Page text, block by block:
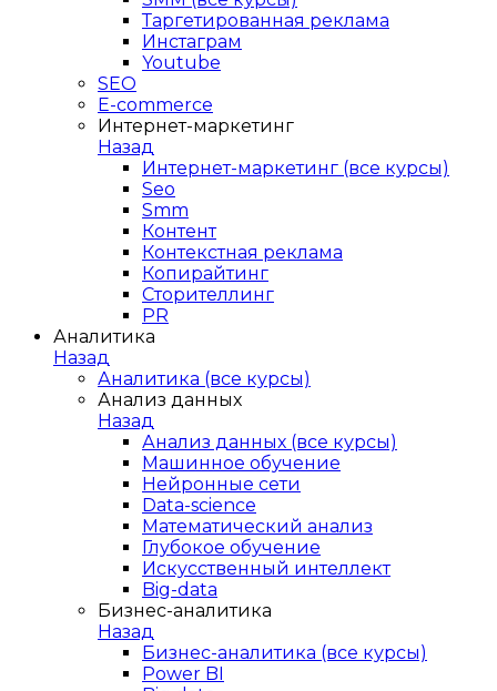
Таргетированная реклама
Инстаграм
Youtube
SEO
E-сommerce
Интернет-маркетинг
Назад
Интернет-маркетинг (все курсы)
Seo
Smm
Контент
Контекстная реклама
Копирайтинг
Сторителлинг
PR
Аналитика
Назад
Аналитика (все курсы)
Анализ данных
Назад
Анализ данных (все курсы)
Машинное обучение
Нейронные сети
Data-science
Математический анализ
Глубокое обучение
Искусственный интеллект
Big-data
Бизнес-аналитика
Назад
Бизнес-аналитика (все курсы)
Power BI